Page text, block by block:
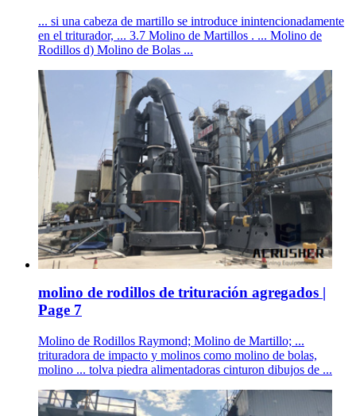
... si una cabeza de martillo se introduce inintencionadamente
en el triturador, ... 3.7 Molino de Martillos . ... Molino de
Rodillos d) Molino de Bolas ...
molino de rodillos de trituración agregados |
Page 7
Molino de Rodillos Raymond; Molino de Martillo; ...
trituradora de impacto y molinos como molino de bolas,
molino ... tolva piedra alimentadoras cinturon dibujos de ...